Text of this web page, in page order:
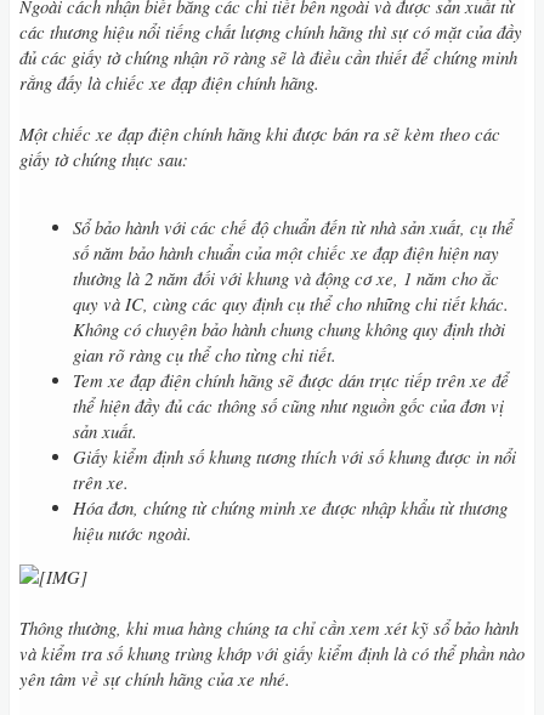
Ngoài cách nhận biết bằng các chi tiết bên ngoài và được sản xuất từ
các thương hiệu nổi tiếng chất lượng chính hãng thì sự có mặt của đầy
đủ các giấy tờ chứng nhận rõ ràng sẽ là điều cần thiết để chứng minh
rằng đấy là chiếc xe đạp điện chính hãng.
Một chiếc xe đạp điện chính hãng khi được bán ra sẽ kèm theo các
giấy tờ chứng thực sau:
Sổ bảo hành với các chế độ chuẩn đến từ nhà sản xuất, cụ thể
số năm bảo hành chuẩn của một chiếc xe đạp điện hiện nay
thường là 2 năm đối với khung và động cơ xe, 1 năm cho ắc
quy và IC, cùng các quy định cụ thể cho những chi tiết khác.
Không có chuyện bảo hành chung chung không quy định thời
gian rõ ràng cụ thể cho từng chi tiết.
Tem xe đạp điện chính hãng sẽ được dán trực tiếp trên xe để
thể hiện đầy đủ các thông số cũng như nguồn gốc của đơn vị
sản xuất.
Giấy kiểm định số khung tương thích với số khung được in nổi
trên xe.
Hóa đơn, chứng từ chứng minh xe được nhập khẩu từ thương
hiệu nước ngoài.
Thông thường, khi mua hàng chúng ta chỉ cần xem xét kỹ sổ bảo hành
và kiểm tra số khung trùng khớp với giấy kiểm định là có thể phần nào
yên tâm về sự chính hãng của xe nhé.